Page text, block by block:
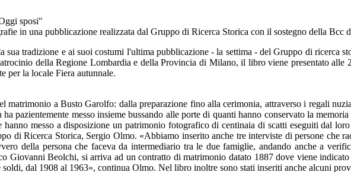
sposi"
in una pubblicazione realizzata dal Gruppo di Ricerca Storica con il sostegno della Bcc
sua tradizione e ai suoi costumi l'ultima pubblicazione - la settima - del Gruppo di ricerca
della Regione Lombardia e della Provincia di Milano, il libro viene presentato
per la locale Fiera autunnale.
matrimonio a Busto Garolfo: dalla preparazione fino alla cerimonia, attraverso i regali
pazientemente messo insieme bussando alle porte di quanti hanno conservato la
messo a disposizione un patrimonio fotografico di centinaia di scatti eseguiti dal
di Ricerca Storica, Sergio Olmo. «Abbiamo inserito anche tre interviste di persone che
della persona che faceva da intermediario tra le due famiglie, andando anche a
Giovanni Beolchi, si arriva ad un contratto di matrimonio datato 1887 dove viene
dal 1908 al 1963», continua Olmo. Nel libro inoltre sono stati inseriti anche alcuni